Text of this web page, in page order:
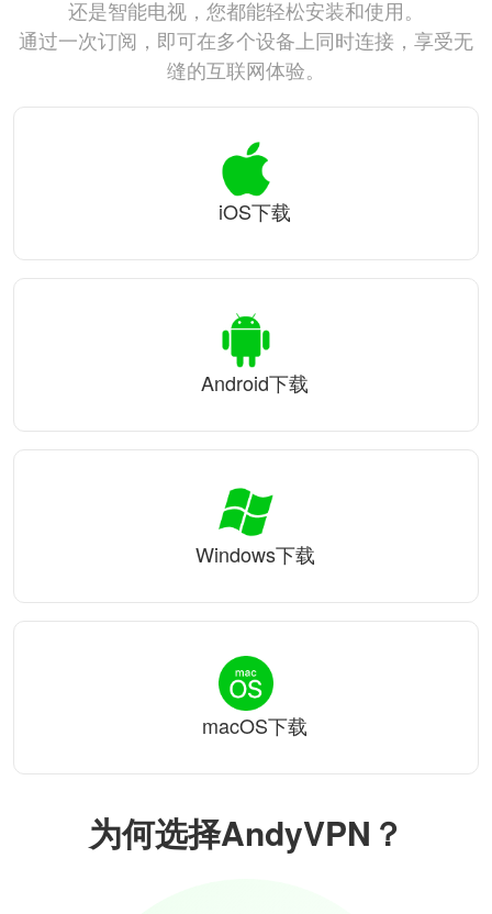
为何选择AndyVPN？
还是智能电视，您都能轻松安装和使用。
通过一次订阅，即可在多个设备上同时连接，享受无
缝的互联网体验。
iOS下载
Android下载
Windows下载
macOS下载